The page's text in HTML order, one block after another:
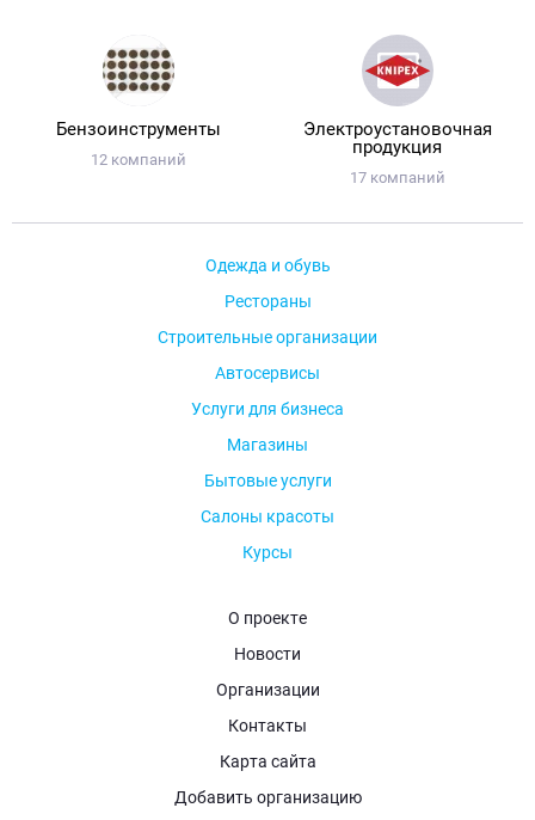
Бензоинструменты
12 компаний
Электроустановочная
продукция
17 компаний
Одежда и обувь
Рестораны
Строительные организации
Автосервисы
Услуги для бизнеса
Магазины
Бытовые услуги
Салоны красоты
Курсы
О проекте
Новости
Организации
Контакты
Карта сайта
Добавить организацию